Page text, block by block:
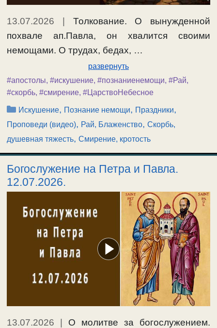
13.07.2026
Толкование. О вынужденной
похвале ап.Павла, он хвалится своими
немощами. О трудах, бедах, …
развернуть
#апостолы, #искушение, #познаниенемощи, #Рай,
#скорбь, #смирение, #ЦарствоНебесное
Рубрики
Искушение, Познание немощи, Праздники,
Проповеди (видео), Рай, Блаженство, Скорбь,
душевная тяжесть, Смирение, кротость
Богослужение на Петра и Павла.
12.07.2026.
13.07.2026 | О молитве за богослужением.